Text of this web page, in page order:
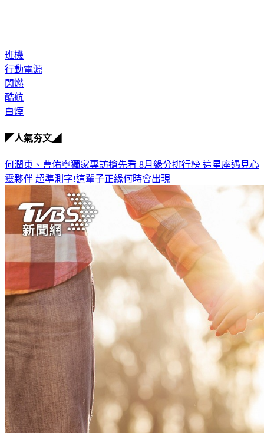
班機
行動電源
閃燃
酷航
白煙
◤人氣夯文◢
何潤東、曹佑寧獨家專訪搶先看 8月緣分排行榜 這星座遇見心
靈夥伴 超準測字!這輩子正緣何時會出現